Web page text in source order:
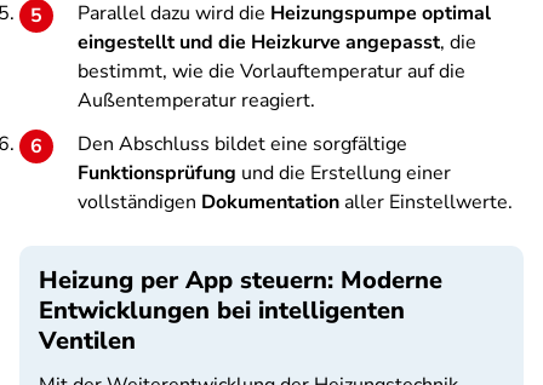
Parallel dazu wird die Heizungspumpe optimal
eingestellt und die Heizkurve angepasst, die
bestimmt, wie die Vorlauftemperatur auf die
Außentemperatur reagiert.
Den Abschluss bildet eine sorgfältige
Funktionsprüfung und die Erstellung einer
vollständigen Dokumentationaller Einstellwerte.
Heizung per App steuern: Moderne
Entwicklungen bei intelligenten
Ventilen